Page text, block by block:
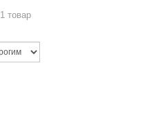
1 товар